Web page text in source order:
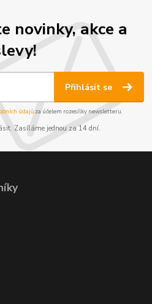
novinky, akce a
Přihlásit se
údajůza účelem rozesílky newsletteru.
Zasíláme jednou za 14 dní.